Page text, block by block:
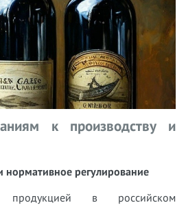
к производству и
регулирование
продукцией в российском